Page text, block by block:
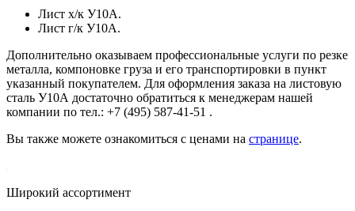
Лист х/к У10А.
Лист г/к У10А.
Дополнительно оказываем профессиональные услуги по резке
металла, компоновке груза и его транспортировки в пункт
указанный покупателем. Для оформления заказа на листовую
сталь У10А достаточно обратиться к менеджерам нашей
компании по тел.: +7 (495) 587-41-51 .
Вы также можете ознакомиться с ценами на странице.
Широкий ассортимент